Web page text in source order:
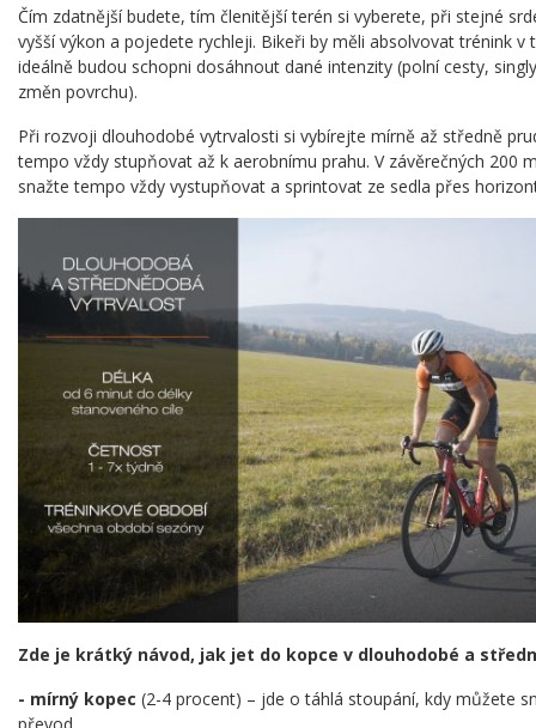
Čím zdatnější budete, tím členitější terén si vyberete, při stejné
vyšší výkon a pojedete rychleji. Bikeři by měli absolvovat trénink v
ideálně budou schopni dosáhnout dané intenzity (polní cesty,
změn povrchu).
Při rozvoji dlouhodobé vytrvalosti si vybírejte mírně až středně
tempo vždy stupňovat až k aerobnímu prahu. V závěrečných 200
snažte tempo vždy vystupňovat a sprintovat ze sedla přes
Zde je krátký návod, jak jet do kopce v dlouhodobé a
- mírný kopec (2-4 procent) – jde o táhlá stoupání, kdy můžete